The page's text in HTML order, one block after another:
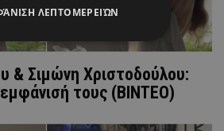
& Σιμώνη Χριστοδούλου:
τους (ΒΙΝΤΕΟ)
ΛΕΠΤΟΜΕΡΕΙΏΝ